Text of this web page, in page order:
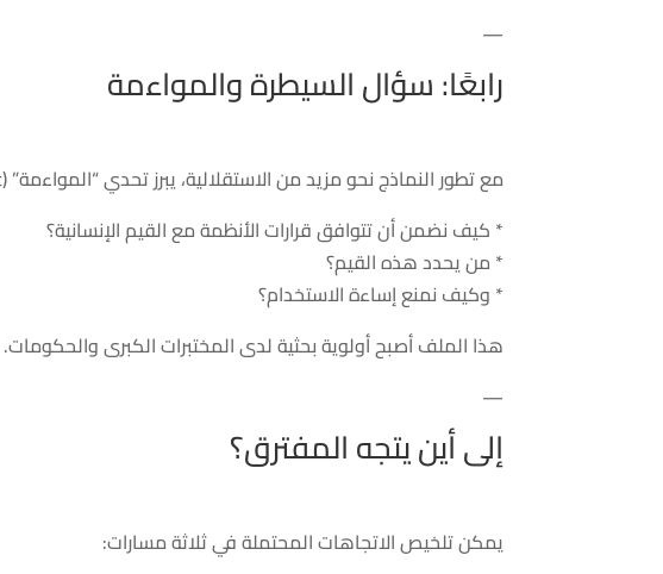
—
رابعًا: سؤال السيطرة والمواءمة
مع تطور النماذج نحو مزيد من الاستقلالية، يبرز تحدي “المواءمة” (Alignment):
* كيف نضمن أن تتوافق قرارات الأنظمة مع القيم الإنسانية؟
* من يحدد هذه القيم؟
* وكيف نمنع إساءة الاستخدام؟
هذا الملف أصبح أولوية بحثية لدى المختبرات الكبرى والحكومات.
—
إلى أين يتجه المفترق؟
يمكن تلخيص الاتجاهات المحتملة في ثلاثة مسارات: